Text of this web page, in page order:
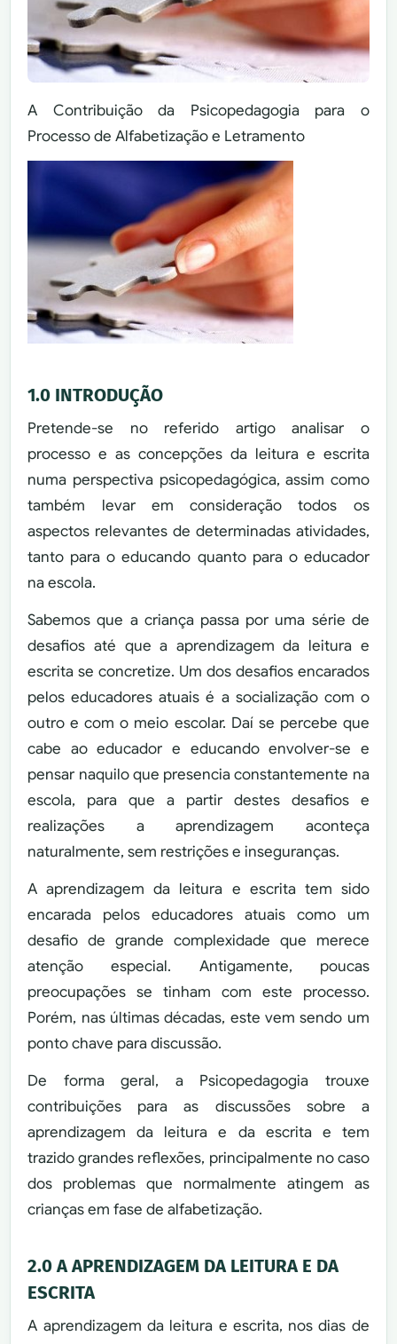
A Contribuição da Psicopedagogia para o
Processo de Alfabetização e Letramento
1.0 INTRODUÇÃO
Pretende-se no referido artigo analisar o
processo e as concepções da leitura e escrita
numa perspectiva psicopedagógica, assim como
também levar em consideração todos os
aspectos relevantes de determinadas atividades,
tanto para o educando quanto para o educador
na escola.
Sabemos que a criança passa por uma série de
desafios até que a aprendizagem da leitura e
escrita se concretize. Um dos desafios encarados
pelos educadores atuais é a socialização com o
outro e com o meio escolar. Daí se percebe que
cabe ao educador e educando envolver-se e
pensar naquilo que presencia constantemente na
escola, para que a partir destes desafios e
realizações a aprendizagem aconteça
naturalmente, sem restrições e inseguranças.
A aprendizagem da leitura e escrita tem sido
encarada pelos educadores atuais como um
desafio de grande complexidade que merece
atenção especial. Antigamente, poucas
preocupações se tinham com este processo.
Porém, nas últimas décadas, este vem sendo um
ponto chave para discussão.
De forma geral, a Psicopedagogia trouxe
contribuições para as discussões sobre a
aprendizagem da leitura e da escrita e tem
trazido grandes reflexões, principalmente no caso
dos problemas que normalmente atingem as
crianças em fase de alfabetização.
2.0 A APRENDIZAGEM DA LEITURA E DA
ESCRITA
A aprendizagem da leitura e escrita, nos dias de